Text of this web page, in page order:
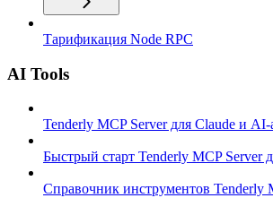
Тарификация Node RPC
AI Tools
Tenderly MCP Server для Claude и AI-
Быстрый старт Tenderly MCP Server
Справочник инструментов Tenderly